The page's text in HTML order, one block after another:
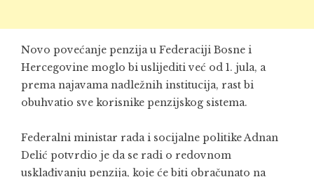
Novo povećanje penzija u Federaciji Bosne i
Hercegovine moglo bi uslijediti već od 1. jula, a
prema najavama nadležnih institucija, rast bi
obuhvatio sve korisnike penzijskog sistema.
Federalni ministar rada i socijalne politike Adnan
Delić potvrdio je da se radi o redovnom
usklađivanju penzija, koje će biti obračunato na